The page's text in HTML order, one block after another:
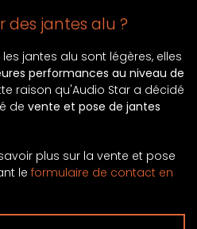
des jantes alu ?
jantes alu sont légères, elles
performances au niveau de
raison qu'Audio Star a décidé
de vente et pose de jantes
plus sur la vente et pose
le formulaire de contact en